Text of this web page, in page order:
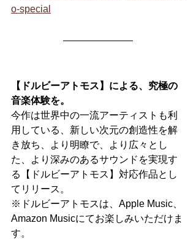
o-special
【ドルビーアトモス】による、究極の
音楽体験を。
今作は世界中の一流アーティストも利
用している、新しい次元の創造性を解
き放ち、より明瞭で、より広々とし
た、より深みのあるサウンドを実現す
る【ドルビーアトモス】対応作品とし
てリリース。
※ドルビーアトモスは、Apple Music、
Amazon Musicにてお楽しみいただけま
す。